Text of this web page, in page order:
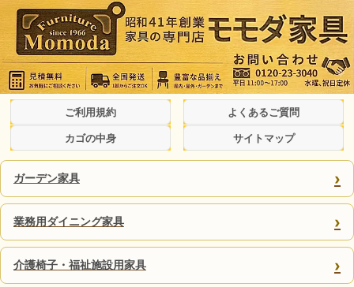
ご利用規約 よくあるご質問
カゴの中身 サイトマップ
ガーデン家具 ›
業務用ダイニング家具 ›
介護椅子・福祉施設用家具 ›